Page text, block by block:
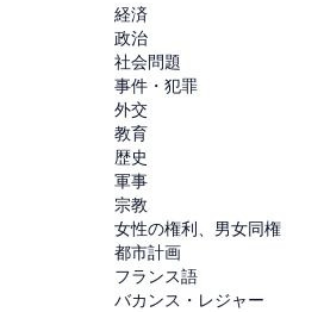
経済
政治
社会問題
事件・犯罪
外交
教育
歴史
軍事
宗教
女性の権利、男女同権
都市計画
フランス語
バカンス・レジャー